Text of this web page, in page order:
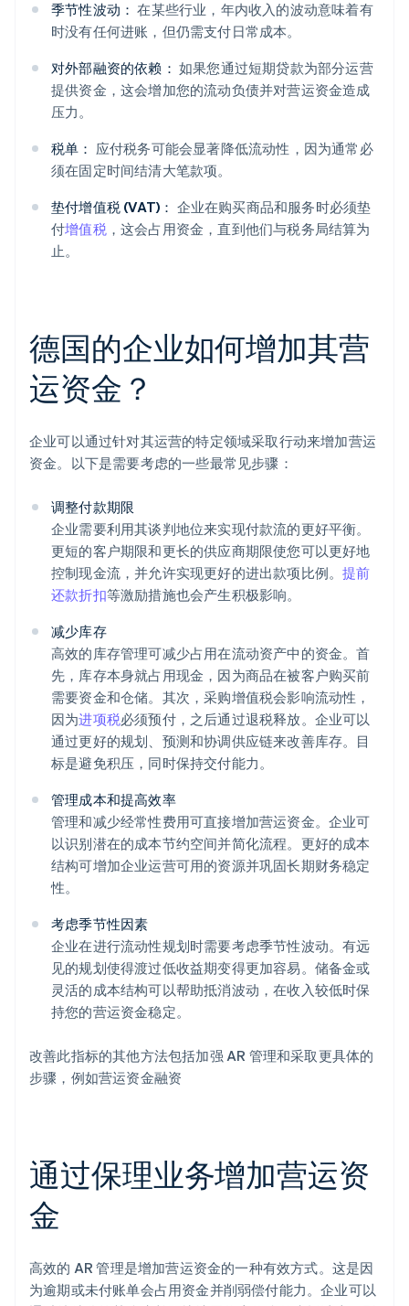
季节性波动： 在某些行业，年内收入的波动意味着有
时没有任何进账，但仍需支付日常成本。
对外部融资的依赖： 如果您通过短期贷款为部分运营
提供资金，这会增加您的流动负债并对营运资金造成
压力。
税单： 应付税务可能会显著降低流动性，因为通常必
须在固定时间结清大笔款项。
垫付增值税 (VAT)： 企业在购买商品和服务时必须垫
付增值税，这会占用资金，直到他们与税务局结算为
止。
德国的企业如何增加其营
运资金？
企业可以通过针对其运营的特定领域采取行动来增加营运
资金。以下是需要考虑的一些最常见步骤：
调整付款期限
企业需要利用其谈判地位来实现付款流的更好平衡。
更短的客户期限和更长的供应商期限使您可以更好地
控制现金流，并允许实现更好的进出款项比例。提前
还款折扣等激励措施也会产生积极影响。
减少库存
高效的库存管理可减少占用在流动资产中的资金。首
先，库存本身就占用现金，因为商品在被客户购买前
需要资金和仓储。其次，采购增值税会影响流动性，
因为进项税必须预付，之后通过退税释放。企业可以
通过更好的规划、预测和协调供应链来改善库存。目
标是避免积压，同时保持交付能力。
管理成本和提高效率
管理和减少经常性费用可直接增加营运资金。企业可
以识别潜在的成本节约空间并简化流程。更好的成本
结构可增加企业运营可用的资源并巩固长期财务稳定
性。
考虑季节性因素
企业在进行流动性规划时需要考虑季节性波动。有远
见的规划使得渡过低收益期变得更加容易。储备金或
灵活的成本结构可以帮助抵消波动，在收入较低时保
持您的营运资金稳定。
改善此指标的其他方法包括加强 AR 管理和采取更具体的
步骤，例如营运资金融资
通过保理业务增加营运资
金
高效的 AR 管理是增加营运资金的一种有效方式。这是因
为逾期或未付账单会占用资金并削弱偿付能力。企业可以